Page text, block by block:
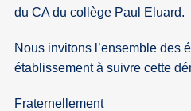
du CA du collège Paul Eluard.
Nous invitons l’ensemble des
établissement à suivre cette
Fraternellement